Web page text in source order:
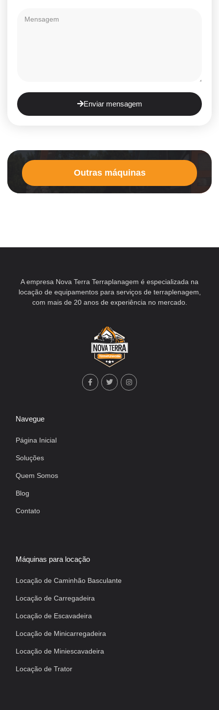
Enviar mensagem
Outras máquinas
A empresa Nova Terra Terraplanagem é especializada na
locação de equipamentos para serviços de terraplenagem,
com mais de 20 anos de experiência no mercado.
Navegue
Página Inicial
Soluções
Quem Somos
Blog
Contato
Máquinas para locação
Locação de Caminhão Basculante
Locação de Carregadeira
Locação de Escavadeira
Locação de Minicarregadeira
Locação de Miniescavadeira
Locação de Trator